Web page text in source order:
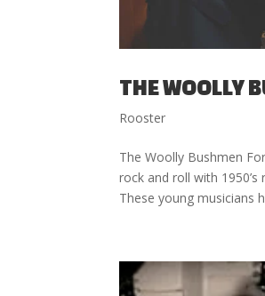
THE WOOLLY
Rooster
The Woolly Bushmen
rock and roll with
These young musicians